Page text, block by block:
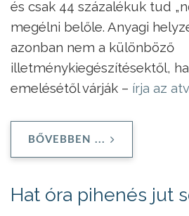
és csak 44 százalékuk tud
megélni belőle. Anyagi
azonban nem a különböző
illetménykiegészítésektől,
emelésétől várják – írja az
BŐVEBBEN ...
Hat óra pihenés jut